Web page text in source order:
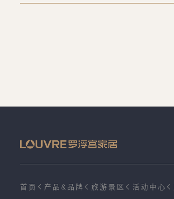
首页 产品&品牌 旅游景区 活动中心